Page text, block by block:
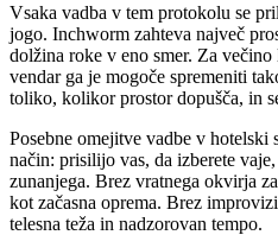
Vsaka vadba v tem protokolu se
jogo. Inchworm zahteva največ
dolžina roke v eno smer. Za
vendar ga je mogoče spremeniti
toliko, kolikor prostor dopušča, in
Posebne omejitve vadbe v
način: prisilijo vas, da izberete
zunanjega. Brez vratnega okvirja
kot začasna oprema. Brez
telesna teža in nadzorovan tempo.